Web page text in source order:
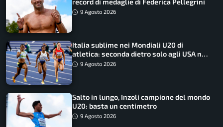
record di medaglie di Federica Pellegrini
9 Agosto 2026
Italia sublime nei Mondiali U20 di
atletica: seconda dietro solo agli USA nel
medagliere
9 Agosto 2026
Salto in lungo, Inzoli campione del mondo
U20: basta un centimetro
9 Agosto 2026